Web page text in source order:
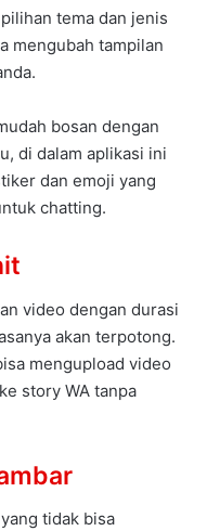
tema dan jenis
mengubah tampilan
bosan dengan
di dalam aplikasi ini
dan emoji yang
chatting.
video dengan durasi
akan terpotong.
mengupload video
story WA tanpa
tidak bisa